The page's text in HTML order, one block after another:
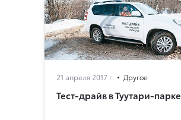
21 апреля 2017 г. Другое
Тест-драйв в Туутари-парке